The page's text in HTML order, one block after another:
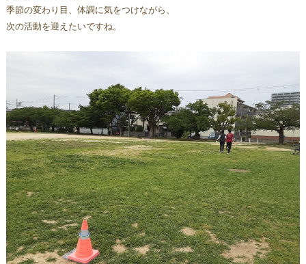
季節の変わり目、体調に気をつけながら、
次の活動を迎えたいですね。